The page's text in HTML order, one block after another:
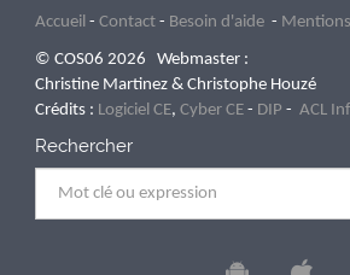
Accueil - Contact - Besoin d'aide -
© COS06 2026 Webmaster :
Christine Martinez & Christophe Houzé
Crédits : Logiciel CE, Cyber CE - DIP - ACL
Rechercher